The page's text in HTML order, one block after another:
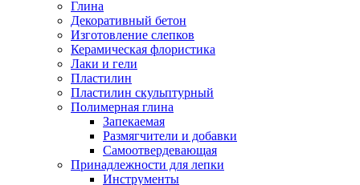
Глина
Декоративный бетон
Изготовление слепков
Керамическая флористика
Лаки и гели
Пластилин
Пластилин скульптурный
Полимерная глина
Запекаемая
Размягчители и добавки
Самоотвердевающая
Принадлежности для лепки
Инструменты